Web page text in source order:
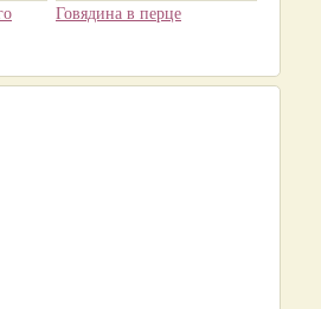
Говядина в перце